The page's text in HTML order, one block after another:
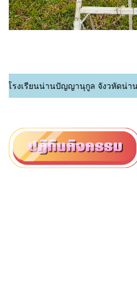
เรียนน่านปัญญานุกูล จังวหัดน่าน"